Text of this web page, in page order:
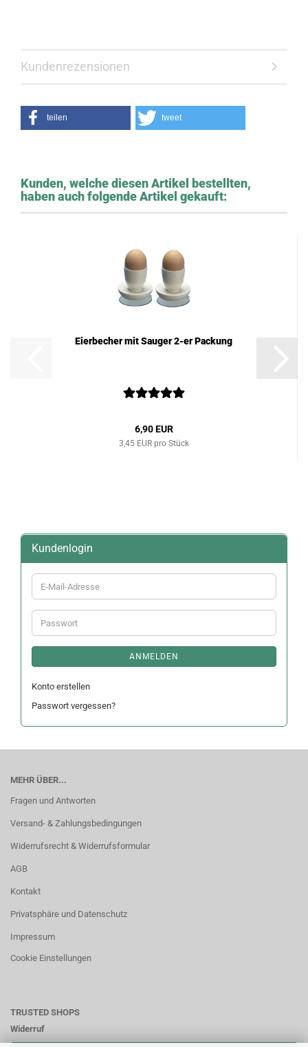
Kundenrezensionen
teilen tweet
Kunden, welche diesen Artikel bestellten,
haben auch folgende Artikel gekauft:
Eierbecher mit Sauger 2-er Packung
6,90 EUR
3,45 EUR pro Stück
Kundenlogin
E-
Mail-
Adresse
Passwort
ANMELDEN
Konto erstellen
Passwort vergessen?
MEHR ÜBER...
Fragen und Antworten
Versand- & Zahlungsbedingungen
Widerrufsrecht & Widerrufsformular
AGB
Kontakt
Privatsphäre und Datenschutz
Impressum
Cookie Einstellungen
TRUSTED SHOPS
Widerruf